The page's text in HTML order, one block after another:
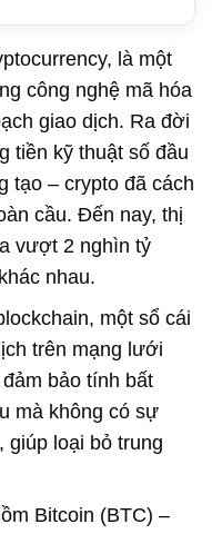
là một
công nghệ mã hóa
giao dịch. Ra đời
tiền kỹ thuật số đầu
tạo – crypto đã cách
cầu. Đến nay, thị
vượt 2 nghìn tỷ
nhau.
, một sổ cái
trên mạng lưới
bảo tính bất
mà không có sự
giúp loại bỏ trung
Bitcoin (BTC) –